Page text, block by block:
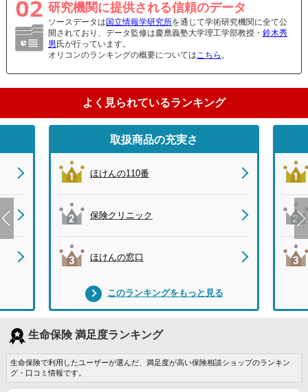
研究機関に提供される信頼のデータ
ソースデータは 国立情報学研究所を通じて学術研究機関に全て公
開されており、データ監修は慶應義塾大学理工学部教授・ 鈴木秀
男 氏が行っています。
オリコンのランキングの概要についてはこちら 。
よく見られているランキング
取扱商品の充実さ
ほけんの110番
保険クリニック
ほけんの窓口
このランキングをもっと見る
生命保険 満足度ランキング
生命保険で利用したユーザーが選んだ、満足度が高い保険相談ショップのランキン
グ・口コミ情報です。